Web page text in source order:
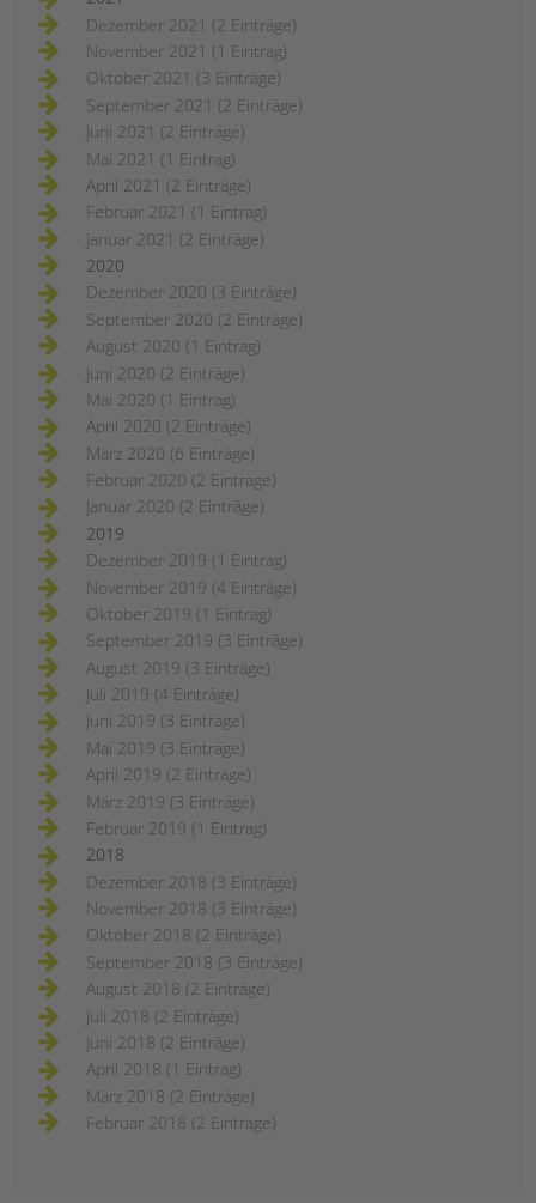
Dezember 2021 (2 Einträge)
November 2021 (1 Eintrag)
Oktober 2021 (3 Einträge)
September 2021 (2 Einträge)
Juni 2021 (2 Einträge)
Mai 2021 (1 Eintrag)
April 2021 (2 Einträge)
Februar 2021 (1 Eintrag)
Januar 2021 (2 Einträge)
2020
Dezember 2020 (3 Einträge)
September 2020 (2 Einträge)
August 2020 (1 Eintrag)
Juni 2020 (2 Einträge)
Mai 2020 (1 Eintrag)
April 2020 (2 Einträge)
März 2020 (6 Einträge)
Februar 2020 (2 Einträge)
Januar 2020 (2 Einträge)
2019
Dezember 2019 (1 Eintrag)
November 2019 (4 Einträge)
Oktober 2019 (1 Eintrag)
September 2019 (3 Einträge)
August 2019 (3 Einträge)
Juli 2019 (4 Einträge)
Juni 2019 (3 Einträge)
Mai 2019 (3 Einträge)
April 2019 (2 Einträge)
März 2019 (3 Einträge)
Februar 2019 (1 Eintrag)
2018
Dezember 2018 (3 Einträge)
November 2018 (3 Einträge)
Oktober 2018 (2 Einträge)
September 2018 (3 Einträge)
August 2018 (2 Einträge)
Juli 2018 (2 Einträge)
Juni 2018 (2 Einträge)
April 2018 (1 Eintrag)
März 2018 (2 Einträge)
Februar 2018 (2 Einträge)